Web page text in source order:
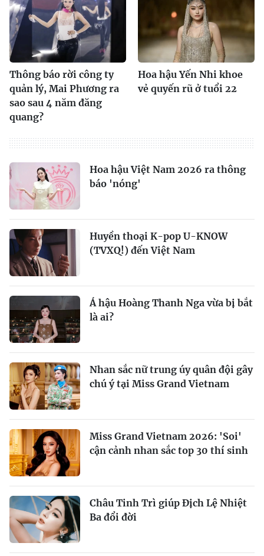
Thông báo rời công ty
quản lý, Mai Phương ra
sao sau 4 năm đăng
quang?
Hoa hậu Yến Nhi khoe
vẻ quyến rũ ở tuổi 22
Hoa hậu Việt Nam 2026 ra thông
báo 'nóng'
Huyền thoại K-pop U-KNOW
(TVXQ!) đến Việt Nam
Á hậu Hoàng Thanh Nga vừa bị bắt
là ai?
Nhan sắc nữ trung úy quân đội gây
chú ý tại Miss Grand Vietnam
Miss Grand Vietnam 2026: 'Soi'
cận cảnh nhan sắc top 30 thí sinh
Châu Tinh Trì giúp Địch Lệ Nhiệt
Ba đổi đời